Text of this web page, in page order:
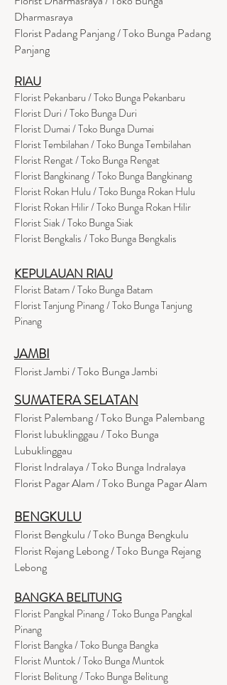
Dharmasraya
Florist Padang Panjang / Toko Bunga Padang
Panjang
RIAU
Florist Pekanbaru / Toko Bunga Pekanbaru
Florist Duri / Toko Bunga Duri
Florist Dumai / Toko Bunga Dumai
Florist Tembilahan / Toko Bunga Tembilahan
Florist Rengat / Toko Bunga Rengat
Florist Bangkinang / Toko Bunga Bangkinang
Florist Rokan Hulu / Toko Bunga Rokan Hulu
Florist Rokan Hilir / Toko Bunga Rokan Hilir
Florist Siak / Toko Bunga Siak
Florist Bengkalis / Toko Bunga Bengkalis
KEPULAUAN RIAU
Florist Batam / Toko Bunga Batam
Florist Tanjung Pinang / Toko Bunga Tanjung
Pinang
JAMBI
Florist Jambi / Toko Bunga Jambi
SUMATERA SELATAN
Florist Palembang / Toko Bunga Palembang
Florist lubuklinggau / Toko Bunga
Lubuklinggau
Florist Indralaya / Toko Bunga Indralaya
Florist Pagar Alam / Toko Bunga Pagar Alam
BENGKULU
Florist Bengkulu / Toko Bunga Bengkulu
Florist Rejang Lebong / Toko Bunga Rejang
Lebong
BANGKA BELITUNG
Florist Pangkal Pinang / Toko Bunga Pangkal
Pinang
Florist Bangka / Toko Bunga Bangka
Florist Muntok / Toko Bunga Muntok
Florist Belitung / Toko Bunga Belitung